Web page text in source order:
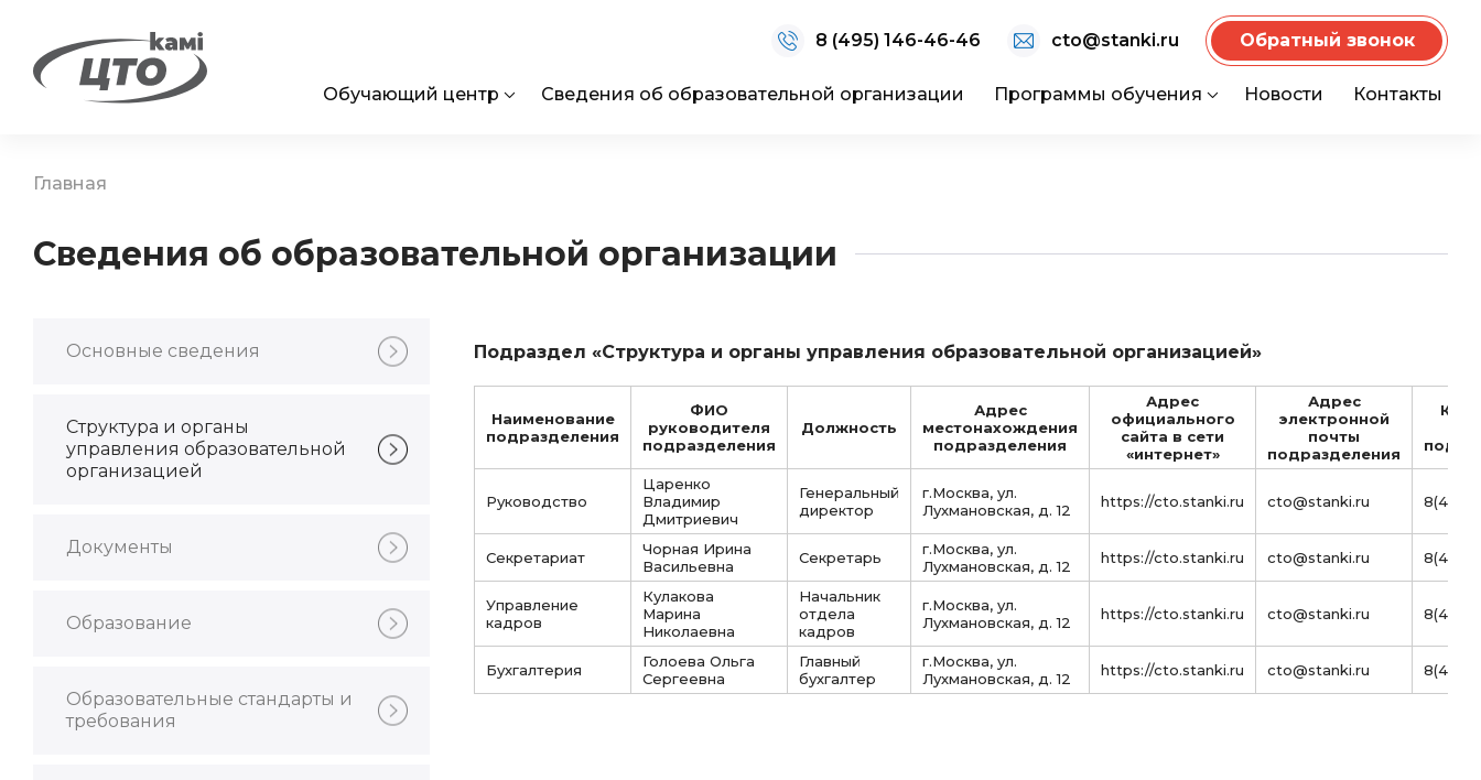
Обучающий центр Сведения об образовательной организации Программы обучения Новости Контакты
8 (495) 146-46-46 cto@stanki.ru Обратный звонок
Главная
Сведения об образовательной организации
Основные сведения
Структура и органы
управления образовательной
организацией
Документы
Образование
Образовательные стандарты и
требования
Подраздел «Структура и органы управления образовательной организацией»
Наименование
подразделения
ФИО
руководителя
подразделения
Должность
Адрес
местонахождения
подразделения
Адрес
официального
сайта в сети
«интернет»
Адрес
электронной
почты
подразделения
Руководство
Царенко
Владимир
Дмитриевич
Генеральный
директор
г.Москва, ул.
Лухмановская, д. 12
https://cto.stanki.ru cto@stanki.ru
Секретариат
Чорная Ирина
Васильевна
Секретарь
г.Москва, ул.
Лухмановская, д. 12
https://cto.stanki.ru cto@stanki.ru
Управление
кадров
Кулакова
Марина
Николаевна
Начальник
отдела
кадров
г.Москва, ул.
Лухмановская, д. 12
https://cto.stanki.ru cto@stanki.ru
Бухгалтерия
Голоева Ольга
Сергеевна
Главный
бухгалтер
г.Москва, ул.
Лухмановская, д. 12
https://cto.stanki.ru cto@stanki.ru